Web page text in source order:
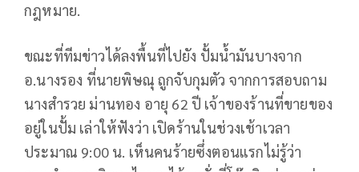
กฎหมาย.
ขณะที่ทีมข่าวได้ลงพื้นที่ไปยัง ปั้มน้ำมันบางจาก
อ.นางรอง ที่นายพิษณุ ถูกจับกุมตัว จากการสอบถาม
นางสำรวย ม่านทอง อายุ 62 ปี เจ้าของร้านที่ขายของ
อยู่ในปั้ม เล่าให้ฟังว่า เปิดร้านในช่วงเช้าเวลา
ประมาณ 9:00 น. เห็นคนร้ายซึ่งตอนแรกไม่รู้ว่า